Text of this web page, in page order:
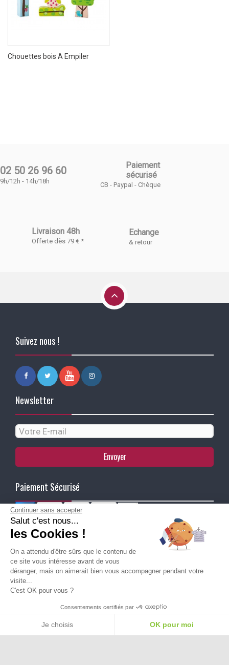
Besoin d'aide pour choisir une
taille ou une pointure ?
Chouettes bois A Empiler
02 50 26 96 60
9h/12h - 14h/18h
Paiement
sécurisé
CB - Paypal - Chèque
Livraison 48h
Offerte dès 79 € *
Echange
& retour
Suivez nous !
Newsletter
Envoyer
Paiement Sécurisé
Ma Livraison
Continuer sans accepter
Salut c'est nous...
les Cookies !
On a attendu d'être sûrs que le contenu de
ce site vous intéresse avant de vous
déranger, mais on aimerait bien vous accompagner pendant votre
visite...
C'est OK pour vous ?
Consentements certifiés par
Je choisis OK pour moi